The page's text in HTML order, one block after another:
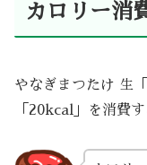
カロリー消
やなぎまつたけ 生
「20kcal」を消費